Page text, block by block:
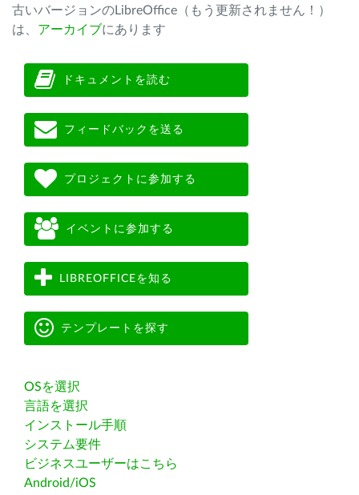
古いバージョンのLibreOffice（もう更新されません！）
は、 アーカイブにあります
ドキュメントを読む
フィードバックを送る
プロジェクトに参加する
イベントに参加する
LIBREOFFICEを知る
テンプレートを探す
OSを選択
言語を選択
インストール手順
システム要件
ビジネスユーザーはこちら
Android/iOS